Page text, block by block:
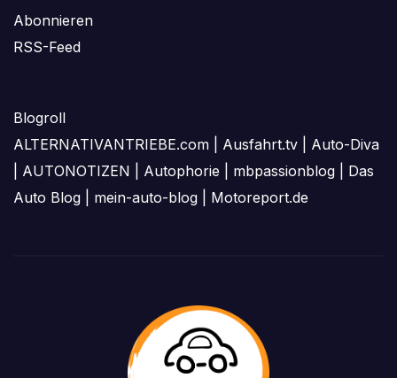
Abonnieren
RSS-Feed
Blogroll
ALTERNATIVANTRIEBE.com
Ausfahrt.tv
Auto-Diva
AUTONOTIZEN Autophorie mbpassionblog
Das
Auto Blog
mein-auto-blog Motoreport.de